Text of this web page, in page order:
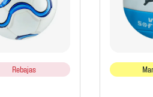
Rebajas